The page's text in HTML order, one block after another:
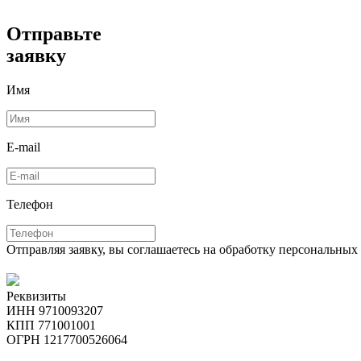
Отправьте
заявку
Имя
E-mail
Телефон
Отправляя заявку, вы соглашаетесь на обработку
Реквизиты
ИНН 9710093207
КПП 771001001
ОГРН 1217700526064